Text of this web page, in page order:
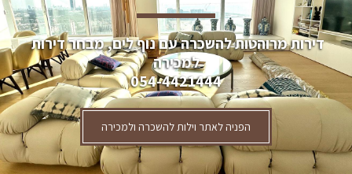
דירות מרוהטות להשכרה עם נוף לים, מבחר דירות
למכירה
054-4421444
הפניה לאתר וילות להשכרה ולמכירה